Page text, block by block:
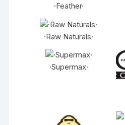
·Feather·
·Raw Naturals·
·Supermax·